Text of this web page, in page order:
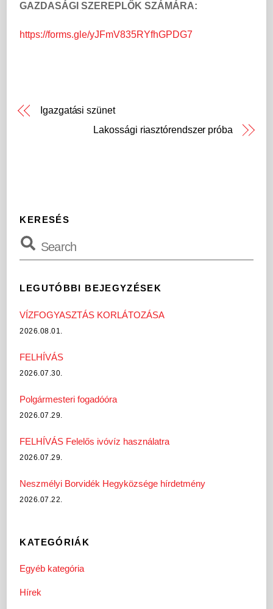
GAZDASÁGI SZEREPLŐK SZÁMÁRA:
https://forms.gle/yJFmV835RYfhGPDG7
Igazgatási szünet
Lakossági riasztórendszer próba
KERESÉS
LEGUTÓBBI BEJEGYZÉSEK
VÍZFOGYASZTÁS KORLÁTOZÁSA
2026.08.01.
FELHÍVÁS
2026.07.30.
Polgármesteri fogadóóra
2026.07.29.
FELHÍVÁS Felelős ivóvíz használatra
2026.07.29.
Neszmélyi Borvidék Hegyközsége hírdetmény
2026.07.22.
KATEGÓRIÁK
Egyéb kategória
Hírek